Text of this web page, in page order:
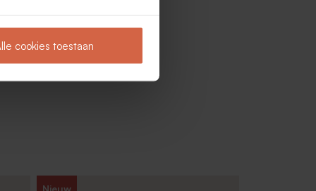
cookies toestaan
Nieuw